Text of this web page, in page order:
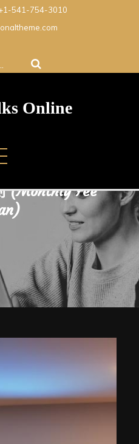
541-754-3010
Online
(Monthly Fee